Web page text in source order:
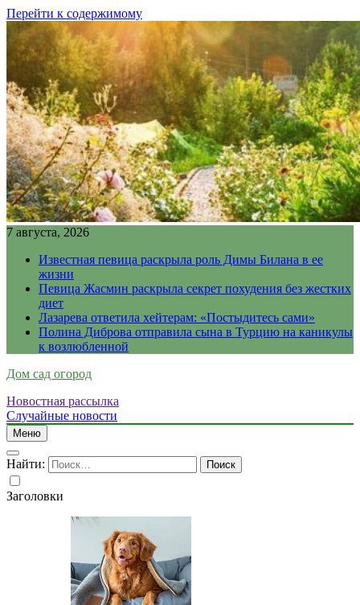
Перейти к содержимому
7 августа, 2026
Известная певица раскрыла роль Димы Билана в ее
жизни
Певица Жасмин раскрыла секрет похудения без жестких
диет
Лазарева ответила хейтерам: «Постыдитесь сами»
Полина Диброва отправила сына в Турцию на каникулы
к возлюбленной
Дом сад огород
Новостная рассылка
Случайные новости
Меню
Найти:
Заголовки